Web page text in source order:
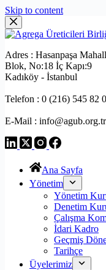
Skip to content
Adres : Hasanpaşa
Blok, No:18 İç Kapı:9
Kadıköy - İstanbul
Telefon : 0 (216) 545 82
E-Mail : info@agub.org.tr
Ana Sayfa
Yönetim
Yönetim
Denetim
Çalışma
İdari Kadro
Geçmiş
Tarihçe
Üyelerimiz